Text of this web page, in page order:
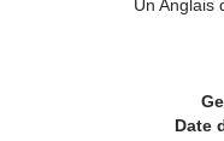
Un Anglais
Date